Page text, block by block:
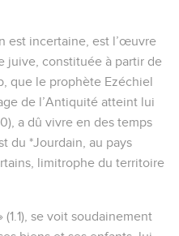
est incertaine, est l’œuvre
juive, constituée à partir de
que le prophète Ezéchiel
de l’Antiquité atteint lui
a dû vivre en des temps
du *Jourdain, au pays
limitrophe du territoire
se voit soudainement